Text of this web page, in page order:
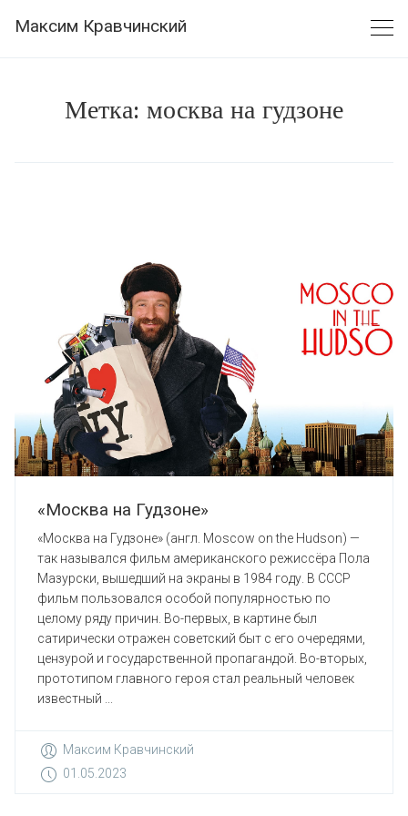
Максим Кравчинский
Метка: москва на гудзоне
«Москва на Гудзоне»
«Москва на Гудзоне» (англ. Moscow on the Hudson) —
так назывался фильм американского режиссёра Пола
Мазурски, вышедший на экраны в 1984 году. В СССР
фильм пользовался особой популярностью по
целому ряду причин. Во-первых, в картине был
сатирически отражен советский быт с его очередями,
цензурой и государственной пропагандой. Во-вторых,
прототипом главного героя стал реальный человек
известный ...
Максим Кравчинский
01.05.2023